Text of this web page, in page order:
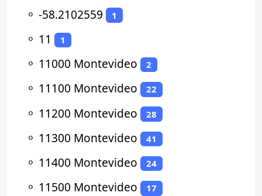
⚬ -58.2102559 1
⚬ 11 1
⚬ 11000 Montevideo 2
⚬ 11100 Montevideo 22
⚬ 11200 Montevideo 28
⚬ 11300 Montevideo 41
⚬ 11400 Montevideo 24
⚬ 11500 Montevideo 17